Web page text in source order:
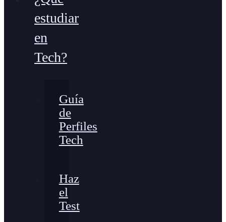
estudiar
en
Tech?
Guía
de
Perfiles
Tech
Haz
el
Test